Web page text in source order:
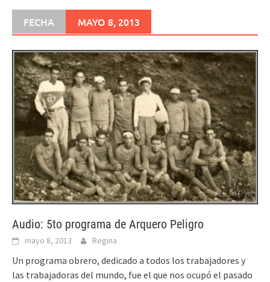
FECHA MAYO 8, 2013
Audio: 5to programa de Arquero Peligro
mayo 8, 2013 Regina
Un programa obrero, dedicado a todos los trabajadores y
las trabajadoras del mundo, fue el que nos ocupó el pasado